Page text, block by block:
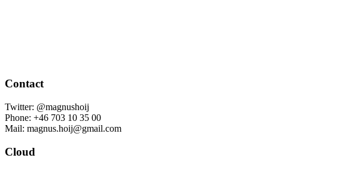
Contact
Twitter: @magnushoij
Phone: +46 703 10 35 00
Mail: magnus.hoij@gmail.com
Cloud